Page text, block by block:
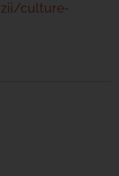
culture-